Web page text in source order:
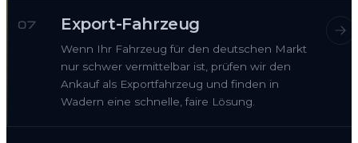
07 Export-Fahrzeug
Wenn Ihr Fahrzeug für den deutschen Markt
nur schwer vermittelbar ist, prüfen wir den
Ankauf als Exportfahrzeug und finden in
Wadern eine schnelle, faire Lösung.